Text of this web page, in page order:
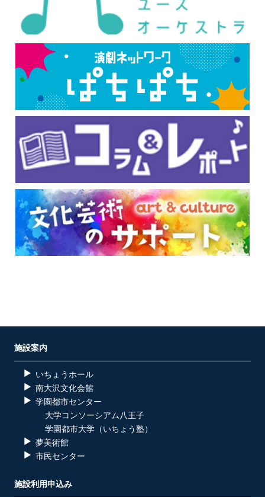
施設案内
いちょうホール
南大沢文化会館
学園都市センター
大学コンソーシアム八王子
学園都市大学（いちょう塾）
夢美術館
市民センター
施設利用申込み